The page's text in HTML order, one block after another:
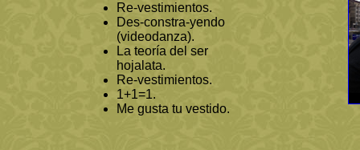
Re-vestimientos.
Des-constra-yendo
(videodanza).
La teoría del ser
hojalata.
Re-vestimientos.
1+1=1.
Me gusta tu vestido.